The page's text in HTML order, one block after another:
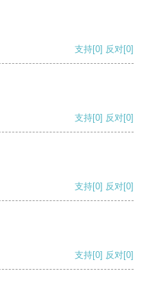
支持[0] 反对[0]
支持[0] 反对[0]
支持[0] 反对[0]
支持[0] 反对[0]